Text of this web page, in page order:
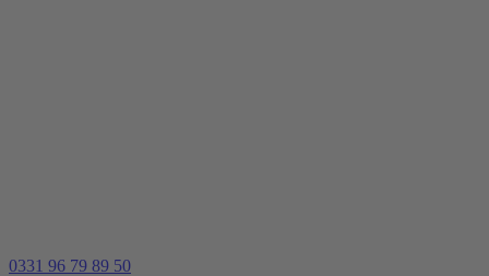
0331 96 79 89 50